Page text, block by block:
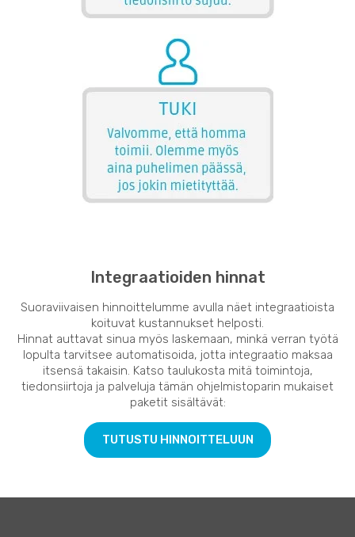
Integraatioiden hinnat
Suoraviivaisen hinnoittelumme avulla näet integraatioista
koituvat kustannukset helposti.
Hinnat auttavat sinua myös laskemaan, minkä verran työtä
lopulta tarvitsee automatisoida, jotta integraatio maksaa
itsensä takaisin. Katso taulukosta mitä toimintoja,
tiedonsiirtoja ja palveluja tämän ohjelmistoparin mukaiset
paketit sisältävät:
TUTUSTU HINNOITTELUUN